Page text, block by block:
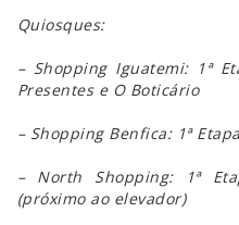
Quiosques:
– Shopping Iguatemi: 1ª
Presentes e O Boticário
– Shopping Benfica: 1ª
– North Shopping: 1ª
(próximo ao elevador)